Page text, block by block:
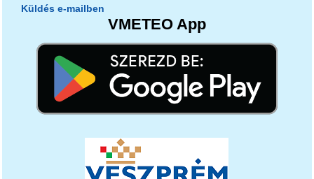
Küldés e-mailben
VMETEO App